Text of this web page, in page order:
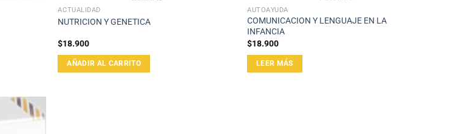
ACTUALIDAD
NUTRICION Y GENETICA
$18.900
AÑADIR AL CARRITO
AUTOAYUDA
COMUNICACION Y LENGUAJE EN LA
INFANCIA
$18.900
LEER MÁS